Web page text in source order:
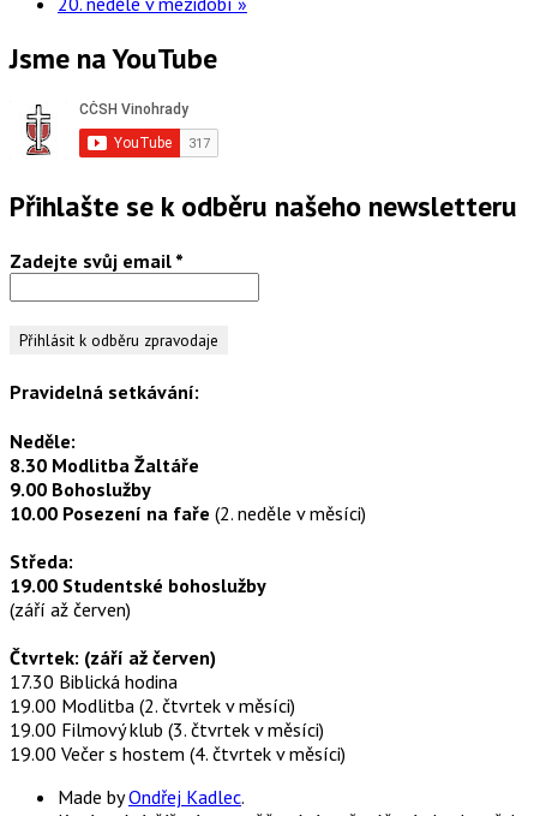
Jsme na YouTube
Přihlašte se k odběru našeho newsletteru
Zadejte svůj email *
Pravidelná setkávání:
Neděle:
8.30 Modlitba Žaltáře
9.00 Bohoslužby
10.00 Posezení na faře (2. neděle v měsíci)
Středa:
19.00 Studentské bohoslužby
(září až červen)
Čtvrtek: (září až červen)
17.30 Biblická hodina
19.00 Modlitba (2. čtvrtek v měsíci)
19.00 Filmový klub (3. čtvrtek v měsíci)
19.00 Večer s hostem (4. čtvrtek v měsíci)
Made byOndřej Kadlec.